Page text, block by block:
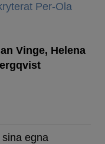
Per-Ola
Vinge Helena
egna